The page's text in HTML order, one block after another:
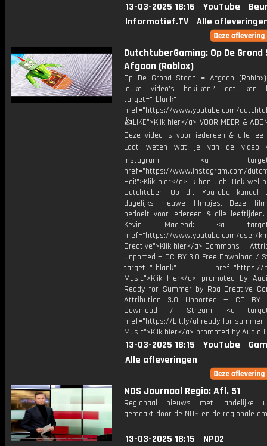
13-03-2025 18:16 YouTube
Informatief.TV
Alle
DutchtuberGaming: Op De Grond
Afgaan (Roblox)
Op De Grond Staan = Afgaan
leuke video's bekijken? dat kan
target="_blank"
href="https://www.youtube.com/
👍LIKE">Klik hier</a> VOOR MEER &
Deze video is voor iedereen & alle
Laat weten wat je van de video
Instagram: <a
href="https://www.instagram.com/
Hoi!">Klik hier</a> Ik ben Job. Ook wel
Dutchtuber! Op dit YouTube kanaal
dagelijks nieuwe filmpjes. Deze
bedoelt voor iedereen & alle
Kevin Macleod: <a
href="https://www.youtube.com/user/
Creative">Klik hier</a> Commons —
Unported — CC BY 3.0 Free Download /
target="_blank" href="https://
Music">Klik hier</a> promoted by
Ready for Summer by Roa Creative
Attribution 3.0 Unported — CC BY
Download / Stream: <a
href="https://bit.ly/al-ready-for-summer
Music">Klik hier</a> promoted by Audio
13-03-2025 18:15 YouTube
Alle afleveringen
NOS Journaal Regio: Afl. 51
Regionaal nieuws met landelijke
gemaakt door de NOS en de regionale
13-03-2025 18:15
NPO2